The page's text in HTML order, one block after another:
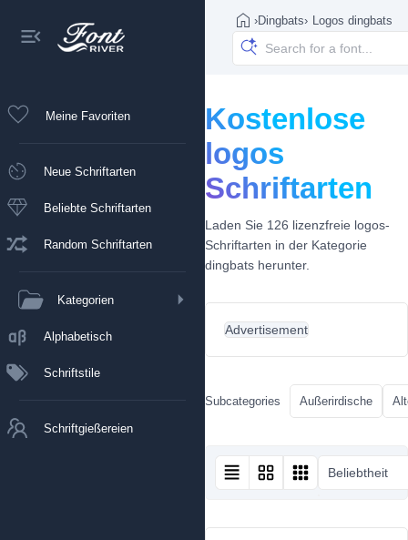
Meine Favoriten
Neue Schriftarten
Beliebte Schriftarten
Random Schriftarten
Kategorien
Alphabetisch
Schriftstile
Schriftgießereien
›Dingbats› Logos dingbats
Kostenlose
logos
Schriftarten
Laden Sie 126 lizenzfreie logos-
Schriftarten in der Kategorie
dingbats herunter.
Advertisement
Subcategories Außerirdische
Beliebtheit